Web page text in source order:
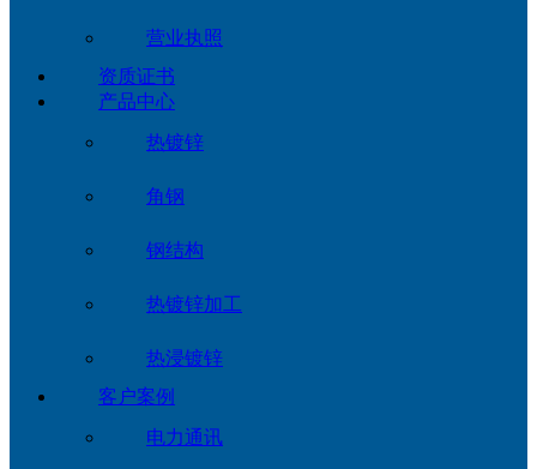
营业执照
资质证书
产品中心
热镀锌
角钢
钢结构
热镀锌加工
热浸镀锌
客户案例
电力通讯